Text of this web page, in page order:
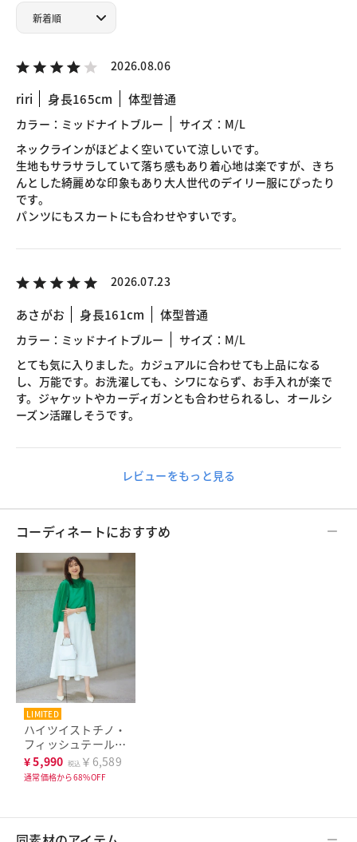
2026.08.06
riri 身長165cm 体型普通
カラー：ミッドナイトブルー
サイズ：M/L
ネックラインがほどよく空いていて涼しいです。
生地もサラサラしていて落ち感もあり着心地は楽ですが、きち
んとした綺麗めな印象もあり大人世代のデイリー服にぴったり
です。
パンツにもスカートにも合わせやすいです。
2026.07.23
あさがお 身長161cm 体型普通
カラー：ミッドナイトブルー
サイズ：M/L
とても気に入りました。カジュアルに合わせても上品になる
し、万能です。お洗濯しても、シワにならず、お手入れが楽で
す。ジャケットやカーディガンとも合わせられるし、オールシ
ーズン活躍しそうです。
レビューをもっと見る
コーディネートにおすすめ
LIMITED
ハイツイストチノ・
フィッシュテールス
カート
¥5,990 税込 ￥6,589
通常価格から68%OFF